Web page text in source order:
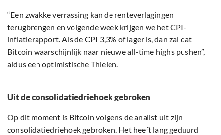
“Een zwakke verrassing kan de renteverlagingen
terugbrengen en volgende week krijgen we het CPI-
inflatierapport. Als de CPI 3,3% of lager is, dan zal dat
Bitcoin waarschijnlijk naar nieuwe all-time highs pushen”,
aldus een optimistische Thielen.
Uit de consolidatiedriehoek gebroken
Op dit moment is Bitcoin volgens de analist uit zijn
consolidatiedriehoek gebroken. Het heeft lang geduurd